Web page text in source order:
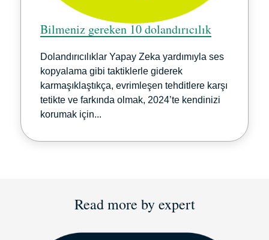
Bilmeniz gereken 10 dolandırıcılık
Dolandırıcılıklar Yapay Zeka yardımıyla ses
kopyalama gibi taktiklerle giderek
karmaşıklaştıkça, evrimleşen tehditlere karşı
tetikte ve farkında olmak, 2024’te kendinizi
korumak için...
Read more by expert